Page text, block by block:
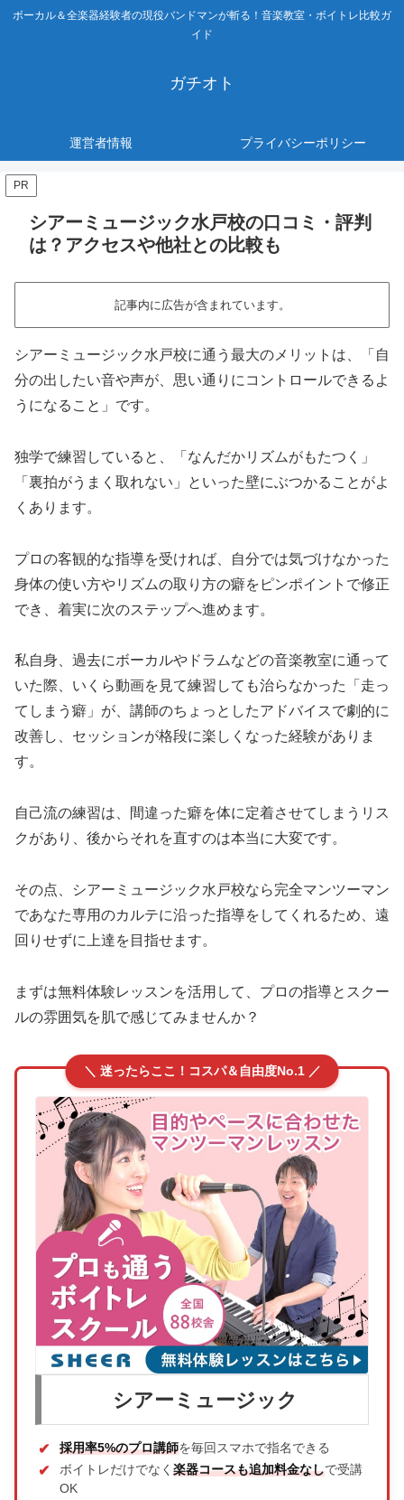
ボーカル＆全楽器経験者の現役バンドマンが斬る！音楽教室・ボイトレ比較ガ
イド
ガチオト
運営者情報 プライバシーポリシー
PR
シアーミュージック水戸校の口コミ・評判
は？アクセスや他社との比較も
記事内に広告が含まれています。
シアーミュージック水戸校に通う最大のメリットは、「自
分の出したい音や声が、思い通りにコントロールできるよ
うになること」です。
独学で練習していると、「なんだかリズムがもたつく」
「裏拍がうまく取れない」といった壁にぶつかることがよ
くあります。
プロの客観的な指導を受ければ、自分では気づけなかった
身体の使い方やリズムの取り方の癖をピンポイントで修正
でき、着実に次のステップへ進めます。
私自身、過去にボーカルやドラムなどの音楽教室に通って
いた際、いくら動画を見て練習しても治らなかった「走っ
てしまう癖」が、講師のちょっとしたアドバイスで劇的に
改善し、セッションが格段に楽しくなった経験がありま
す。
自己流の練習は、間違った癖を体に定着させてしまうリス
クがあり、後からそれを直すのは本当に大変です。
その点、シアーミュージック水戸校なら完全マンツーマン
であなた専用のカルテに沿った指導をしてくれるため、遠
回りせずに上達を目指せます。
まずは無料体験レッスンを活用して、プロの指導とスクー
ルの雰囲気を肌で感じてみませんか？
＼ 迷ったらここ！コスパ＆自由度No.1 ／
シアーミュージック
採用率5%のプロ講師を毎回スマホで指名できる
ボイトレだけでなく 楽器コースも追加料金なしで受講
OK